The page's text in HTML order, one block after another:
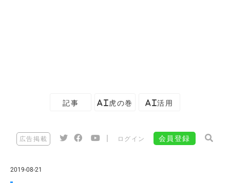
記事 AI虎の巻 AI活用
広告掲載 ログイン 会員登録
2019-08-21